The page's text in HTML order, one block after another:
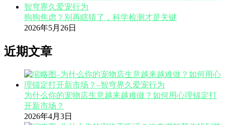
狗狗焦虑？别再瞎猜了，科学检测才是关键
2026年5月26日
近期文章
为什么你的宠物店生意越来越难做？如何用心理锚定打
开新市场？
2026年4月3日